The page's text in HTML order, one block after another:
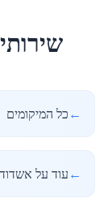
← כל המיקומים
← עוד על אשדוד